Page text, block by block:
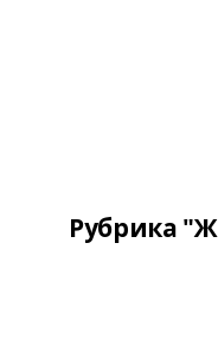
Рубрика